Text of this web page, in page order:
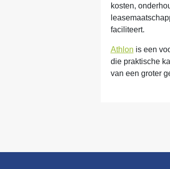
kosten,
faciliteert.
Athlon is een
die praktische
van een groter